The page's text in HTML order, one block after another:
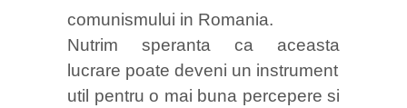
comunismului in Romania.
Nutrim speranta ca aceasta
lucrare poate deveni un instrument
util pentru o mai buna percepere si